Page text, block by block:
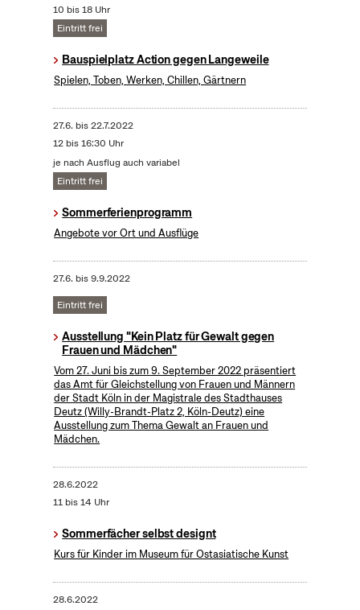
10 bis 18 Uhr
Eintritt frei
Bauspielplatz Action gegen Langeweile
Spielen, Toben, Werken, Chillen, Gärtnern
27.6. bis22.7.2022
12 bis 16:30 Uhr
je nach Ausflug auch variabel
Eintritt frei
Sommerferienprogramm
Angebote vor Ort und Ausflüge
27.6. bis9.9.2022
Eintritt frei
Ausstellung "Kein Platz für Gewalt gegen
Frauen und Mädchen"
Vom 27. Juni bis zum 9. September 2022 präsentiert
das Amt für Gleichstellung von Frauen und Männern
der Stadt Köln in der Magistrale des Stadthauses
Deutz (Willy-Brandt-Platz 2, Köln-Deutz) eine
Ausstellung zum Thema Gewalt an Frauen und
Mädchen.
28.6.2022
11 bis 14 Uhr
Sommerfächer selbst designt
Kurs für Kinder im Museum für Ostasiatische Kunst
28.6.2022